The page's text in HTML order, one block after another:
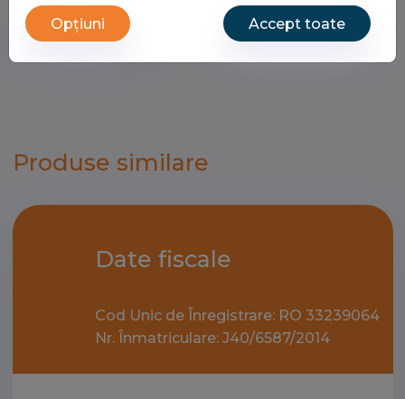
Cere ofertă
Produse similare
Date fiscale
Cod Unic de Înregistrare: RO 33239064
Nr. Înmatriculare: J40/6587/2014
Opțiuni Accept toate